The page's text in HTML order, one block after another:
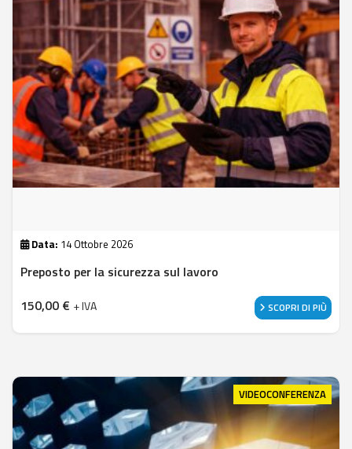
Data: 14 Ottobre 2026
Preposto per la sicurezza sul lavoro
150,00 € + IVA SCOPRI DI PIÙ
VIDEOCONFERENZA